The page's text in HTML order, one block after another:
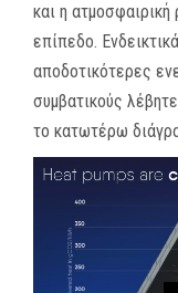
και η ατμοσφαιρική
επίπεδο.
αποδοτικότερες
συμβατικούς
το κατωτέρω